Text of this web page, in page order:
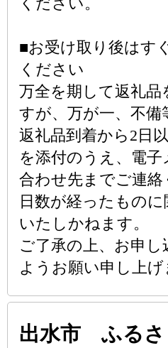
■お受け取り後はす
ください
万全を期して返礼品
すが、万が一、不備
返礼品到着から2日
を添付のうえ、電
合わせ先までご連絡
日数が経ったもの
いたしかねます。
ご了承の上、お申
ようお願い申し上げ
出水市 ふるさ